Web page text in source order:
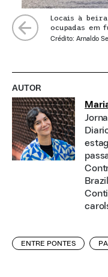
Locais à
ocupadas em
Crédito: Arnaldo
AUTOR
ENTRE PONTES